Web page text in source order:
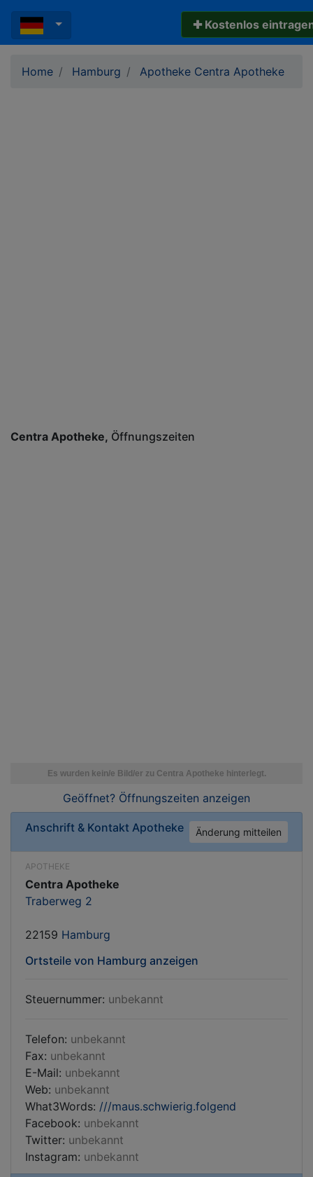
✚ Kostenlos
Home Hamburg Apotheke Centra Apotheke
Centra Apotheke Öffnungszeiten
Geöffnet? Öffnungszeiten anzeigen
Anschrift & Kontakt Apotheke Änderung mitteilen
APOTHEKE
Centra Apotheke
Traberweg 2
22159 Hamburg
Ortsteile von Hamburg anzeigen
Steuernummer: unbekannt
Telefon: unbekannt
Fax: unbekannt
E-Mail: unbekannt
Web: unbekannt
What3Words: ///maus.schwierig.folgend
Facebook: unbekannt
Twitter: unbekannt
Instagram: unbekannt